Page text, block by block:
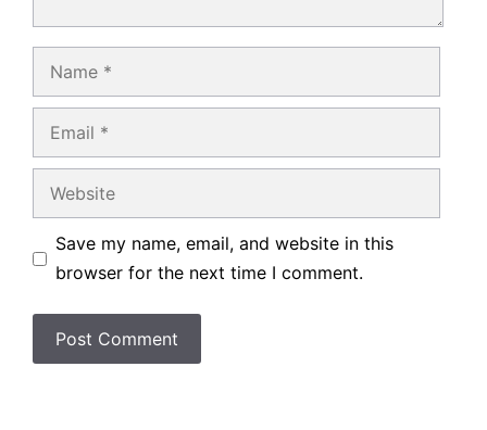
Name
Email
Website
Save my name, email, and website in this
browser for the next time I comment.